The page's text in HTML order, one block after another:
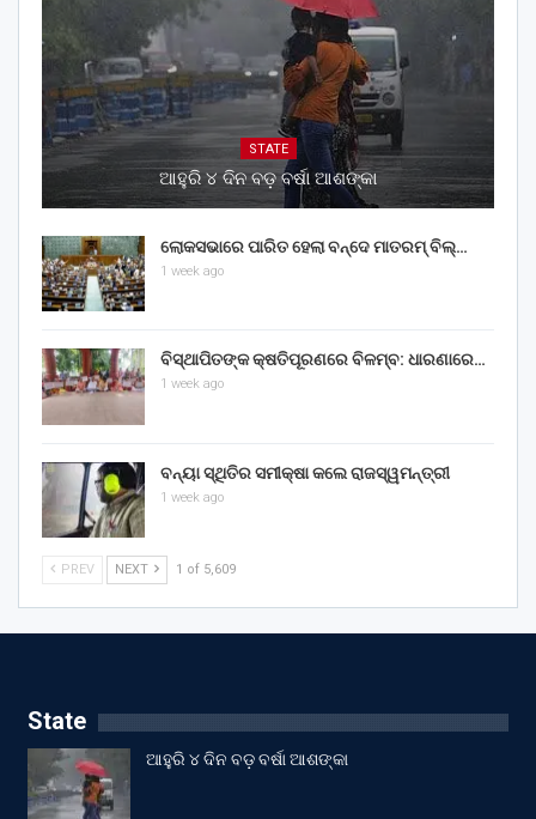
STATE
ଆହୁରି ୪ ଦିନ ବଡ଼ ବର୍ଷା ଆଶଙ୍କା
ଲୋକସଭାରେ ପାରିତ ହେଲା ବନ୍ଦେ ମାତରମ୍‌ ବିଲ୍‌…
1 week ago
ବିସ୍ଥାପିତଙ୍କ କ୍ଷତିପୂରଣରେ ବିଳମ୍ବ: ଧାରଣାରେ…
1 week ago
ବନ୍ୟା ସ୍ଥିତିର ସମୀକ୍ଷା କଲେ ରାଜସ୍ୱମନ୍ତ୍ରୀ
1 week ago
PREV NEXT 1 of 5,609
State
ଆହୁରି ୪ ଦିନ ବଡ଼ ବର୍ଷା ଆଶଙ୍କା